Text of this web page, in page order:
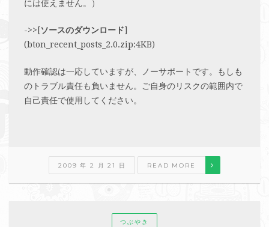
には使えません。）
->>[ソースのダウンロード]
(bton_recent_posts_2.0.zip:4KB)
動作確認は一応していますが、ノーサポートです。もしも
のトラブル責任も負いません。ご自身のリスクの範囲内で
自己責任で使用してください。
2009 年 2 月 21 日 READ MORE
つぶやき